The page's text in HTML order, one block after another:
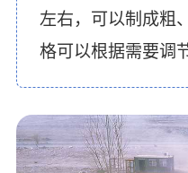
左右，可以制成粗
格可以根据需要调